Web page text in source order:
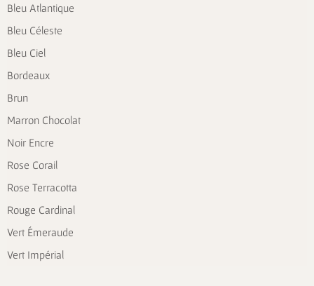
Bleu Atlantique
Bleu Céleste
Bleu Ciel
Bordeaux
Brun
Marron Chocolat
Noir Encre
Rose Corail
Rose Terracotta
Rouge Cardinal
Vert Émeraude
Vert Impérial